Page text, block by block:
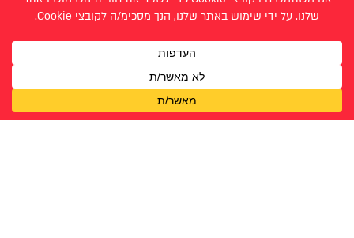
טהר גיבר
טל בן דור
מעיין נוריאל